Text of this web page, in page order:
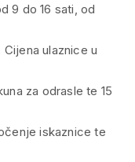
9 do 16 sati, od
ulaznice u
za odrasle te 15
iskaznice te